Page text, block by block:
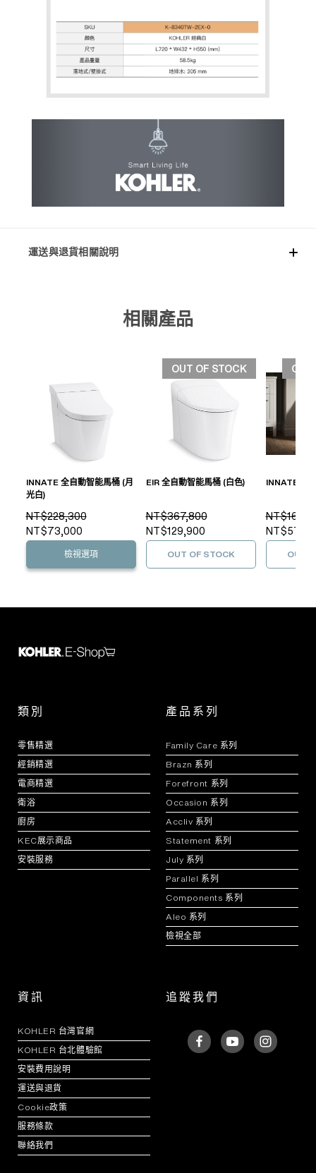
運送與退貨相關說明
相關產品
INNATE 全自動智能馬桶 (月
光白)
NT$228,300
NT$73,000
檢視選項
OUT OF STOCK
EIR 全自動智能馬桶 (白色)
NT$367,800
NT$129,900
OUT OF STOCK
OUT
INNATE SE
OUT
類別
零售精選
經銷精選
電商精選
衛浴
廚房
KEC展示商品
安裝服務
產品系列
Family Care 系列
Brazn 系列
Forefront 系列
Occasion 系列
Accliv 系列
Statement 系列
July 系列
Parallel 系列
Components 系列
Aleo 系列
檢視全部
資訊
KOHLER 台灣官網
KOHLER 台北體驗館
安裝費用說明
運送與退貨
Cookie政策
服務條款
聯絡我們
追蹤我們